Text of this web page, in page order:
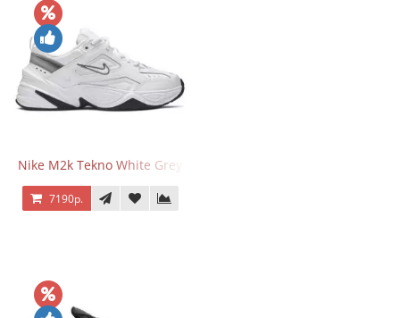
Nike M2k Tekno White Grey
7190р.